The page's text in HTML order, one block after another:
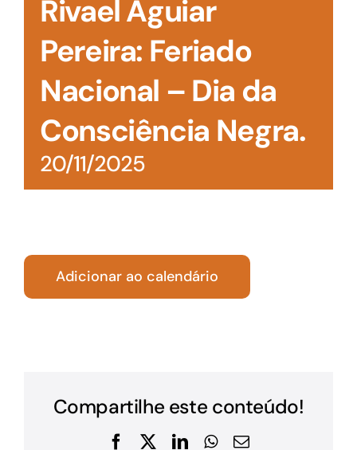
Rivael Aguiar
Pereira: Feriado
Nacional – Dia da
Consciência Negra.
20/11/2025
Adicionar ao calendário
Compartilhe este conteúdo!
Facebook
X LinkedInWhatsApp
E-